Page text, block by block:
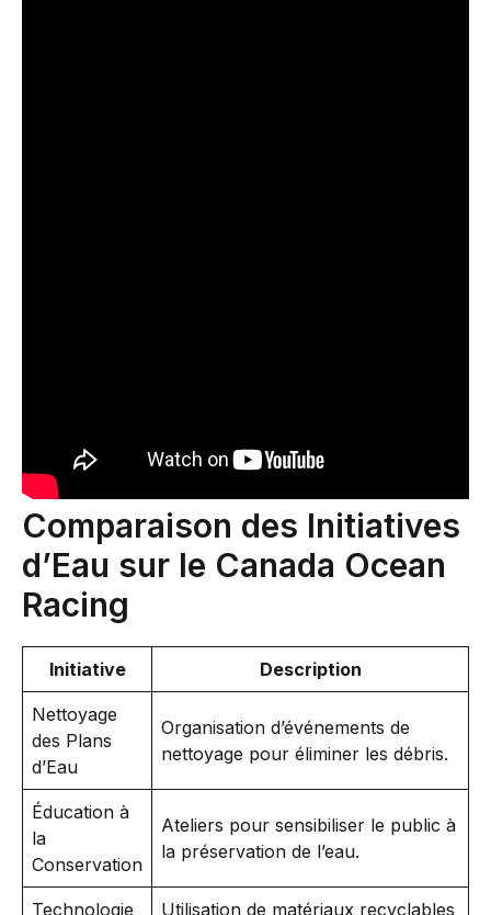
Comparaison des Initiatives
d’Eau sur le Canada Ocean
Racing
Initiative Description
Nettoyage
des Plans
d’Eau
Organisation d’événements de
nettoyage pour éliminer les débris.
Éducation à
la
Conservation
Ateliers pour sensibiliser le public à
la préservation de l’eau.
Technologie Utilisation de matériaux recyclables